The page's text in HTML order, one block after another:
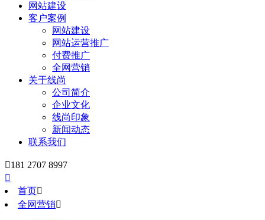
网站建设
客户案例
网站建设
网站运营推广
付费推广
全网营销
关于线尚
公司简介
企业文化
线尚印象
新闻动态
联系我们
181 2707 8997

首页
全网营销